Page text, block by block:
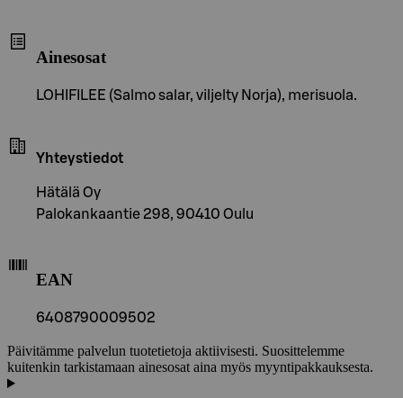
Ainesosat
LOHIFILEE (Salmo salar, viljelty Norja), merisuola.
Yhteystiedot
Hätälä Oy
Palokankaantie 298, 90410 Oulu
EAN
6408790009502
Päivitämme palvelun tuotetietoja aktiivisesti. Suosittelemme
kuitenkin tarkistamaan ainesosat aina myös myyntipakkauksesta.